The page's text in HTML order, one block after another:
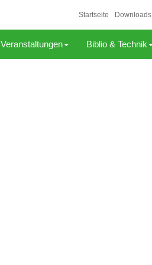
Biblio & Technik
Startseite Downloads